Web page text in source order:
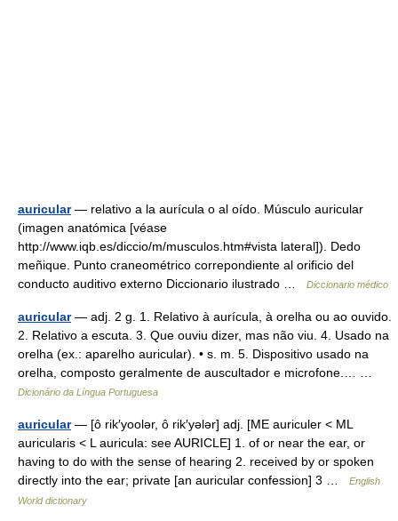
auricular— relativo a la aurícula o al oído. Músculo auricular
(imagen anatómica [véase
http://www.iqb.es/diccio/m/musculos.htm#vista lateral]). Dedo
meñique. Punto craneométrico correpondiente al orificio del
conducto auditivo externo Diccionario ilustrado …
Diccionario médico
auricular— adj. 2 g. 1. Relativo à aurícula, à orelha ou ao ouvido.
2. Relativo a escuta. 3. Que ouviu dizer, mas não viu. 4. Usado na
orelha (ex.: aparelho auricular). • s. m. 5. Dispositivo usado na
orelha, composto geralmente de auscultador e microfone.… …
Dicionário da Língua Portuguesa
auricular— [ô rik′yoolər, ô rik′yələr] adj. [ME auriculer < ML
auricularis < L auricula: see AURICLE] 1. of or near the ear, or
having to do with the sense of hearing 2. received by or spoken
directly into the ear; private [an auricular confession] 3 …
English
World dictionary